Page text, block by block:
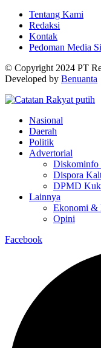
Tentang Kami
Redaksi
Kontak
Pedoman Media
© Copyright 2024 PT
Developed by Benuanta
Nasional
Daerah
Politik
Advertorial
Diskominfo
Dispora
DPMD
Lainnya
Ekonomi &
Opini
Facebook